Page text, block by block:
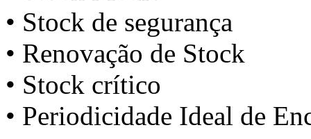
• Stock de segurança
• Renovação de Stock
• Stock crítico
• Periodicidade Ideal de